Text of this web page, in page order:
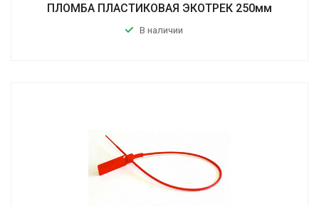
ПЛОМБА ПЛАСТИКОВАЯ ЭКОТРЕК 250мм
В наличии